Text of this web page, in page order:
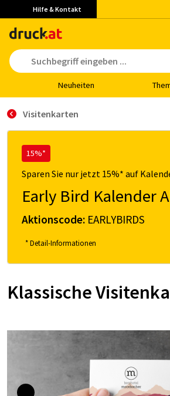
Hilfe & Kontakt
Neu­hei­ten
Visitenkarten
15%*
Sparen Sie nur jetzt 15%* auf
Early Bird Kalender
Aktionscode: EARLYBIRDS
* Detail-Informationen
Klassische